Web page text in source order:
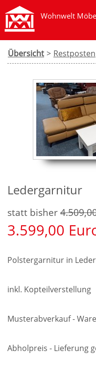
Wohnwelt
Übersicht > Restposten
Ledergarnitur
statt bisher
3.599,00
Polstergarnitur in Leder
inkl. Kopteilverstellung
Musterabverkauf -
Abholpreis - Lieferung